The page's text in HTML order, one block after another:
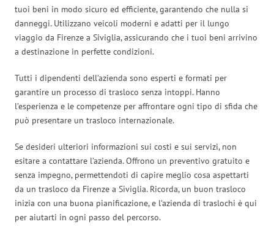
tuoi beni in modo sicuro ed efficiente, garantendo che nulla si
danneggi. Utilizzano veicoli moderni e adatti per il lungo
viaggio da Firenze a Siviglia, assicurando che i tuoi beni arrivino
a destinazione in perfette condizioni.
Tutti i dipendenti dell’azienda sono esperti e formati per
garantire un processo di trasloco senza intoppi. Hanno
l’esperienza e le competenze per affrontare ogni tipo di sfida che
può presentare un trasloco internazionale.
Se desideri ulteriori informazioni sui costi e sui servizi, non
esitare a contattare l’azienda. Offrono un preventivo gratuito e
senza impegno, permettendoti di capire meglio cosa aspettarti
da un trasloco da Firenze a Siviglia. Ricorda, un buon trasloco
inizia con una buona pianificazione, e l’azienda di traslochi è qui
per aiutarti in ogni passo del percorso.